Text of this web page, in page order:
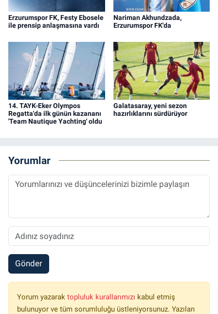
Erzurumspor FK, Festy Ebosele
ile prensip anlaşmasına vardı
Nariman Akhundzada,
Erzurumspor FK'da
14. TAYK-Eker Olympos
Regatta'da ilk günün kazananı
'Team Nautique Yachting' oldu
Galatasaray, yeni sezon
hazırlıklarını sürdürüyor
Yorumlar
Gönder
Yorum yazarak topluluk kurallarımızı kabul etmiş
bulunuyor ve tüm sorumluluğu üstleniyorsunuz. Yazılan